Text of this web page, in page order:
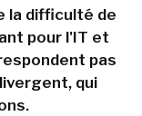
la difficulté de
pour l'IT et
pas
qui